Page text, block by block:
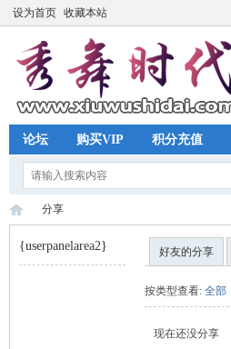
设为首页 收藏本站
论坛 购买VIP 积分充值
分享
{userpanelarea2} 好友的分享
按类型查看: 全部
现在还没分享